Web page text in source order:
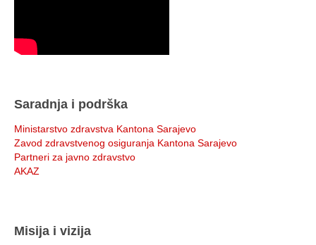
Saradnja i podrška
Ministarstvo zdravstva Kantona Sarajevo
Zavod zdravstvenog osiguranja Kantona Sarajevo
Partneri za javno zdravstvo
AKAZ
Misija i vizija